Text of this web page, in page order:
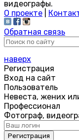
видеографы.
О проекте
Обратная связь
наверх
Регистрация
Вход на сайт
Пользователь
Невеста, жених
Профессионал
Фотограф,